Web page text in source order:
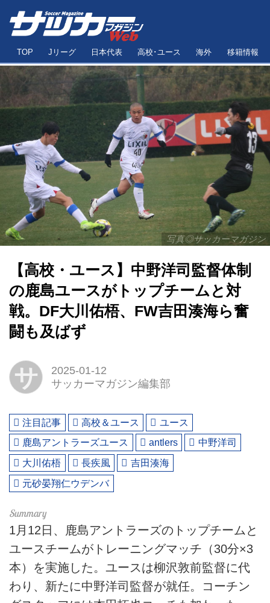
TOP Jリーグ 日本代表 高校･ユース 海外 移籍情報
写真◎サッカーマガジン
【高校・ユース】中野洋司監督体制
の鹿島ユースがトップチームと対
戦。DF大川佑梧、FW吉田湊海ら奮
闘も及ばず
サ
2025-01-12
サッカーマガジン編集部
注目記事 高校＆ユース
ユース
鹿島アントラーズユース
antlers
中野洋司
大川佑梧
長疾風
吉田湊海
元砂晏翔仁ウデンバ
1月12日、鹿島アントラーズのトップチームと
ユースチームがトレーニングマッチ（30分×3
本）を実施した。ユースは柳沢敦前監督に代
わり、新たに中野洋司監督が就任。コーチン